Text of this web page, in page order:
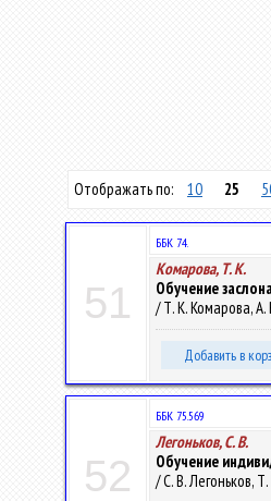
Отображать по: 10 25
51
ББК 74.
Комарова, Т. К.
Обучение
/ Т. К. Комарова,
Добавить в
52
ББК 75.569
Легоньков, С. В.
Обучение
/ С. В. Легоньков,